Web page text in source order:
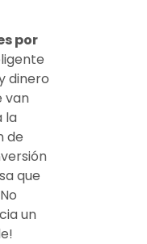
por
dinero
van
la
de
que
un